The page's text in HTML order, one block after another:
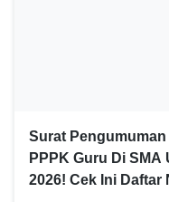
Surat
PPPK Guru Di
2026! Cek Ini Daftar